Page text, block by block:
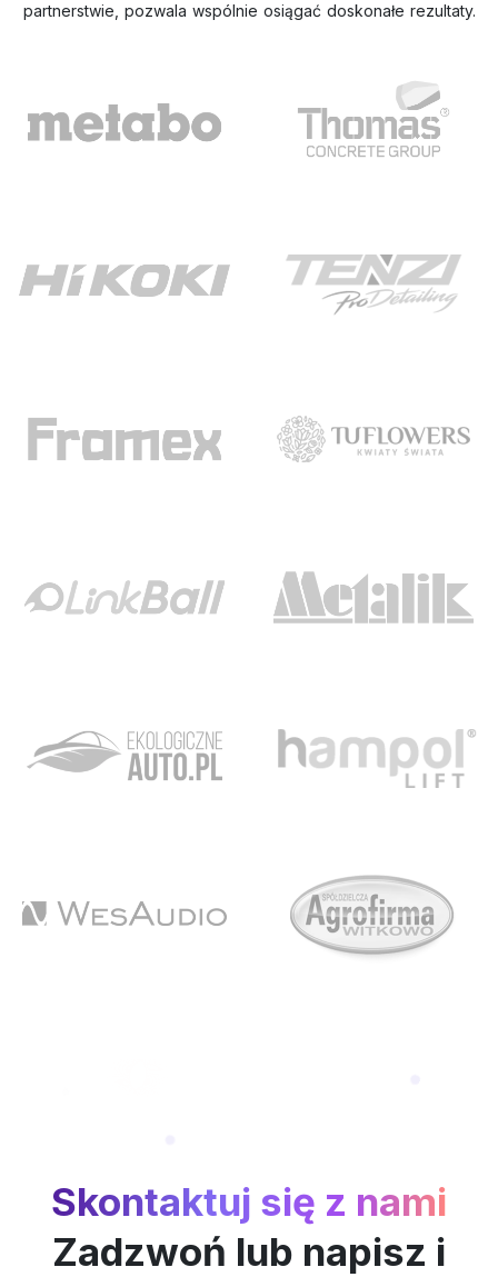
partnerstwie, pozwala wspólnie osiągać doskonałe rezultaty.
Skontaktuj się z nami
Zadzwoń lub napisz i